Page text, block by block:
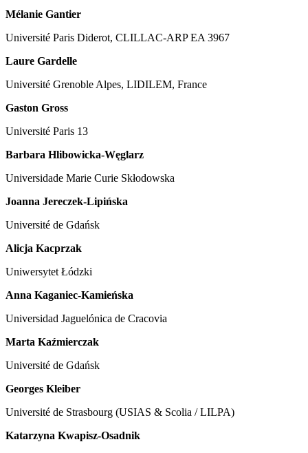
Mélanie Gantier
Université Paris Diderot, CLILLAC-ARP EA 3967
Laure Gardelle
Université Grenoble Alpes, LIDILEM, France
Gaston Gross
Université Paris 13
Barbara Hlibowicka-Węglarz
Universidade Marie Curie Skłodowska
Joanna Jereczek-Lipińska
Université de Gdańsk
Alicja Kacprzak
Uniwersytet Łódzki
Anna Kaganiec-Kamieńska
Universidad Jaguelónica de Cracovia
Marta Kaźmierczak
Université de Gdańsk
Georges Kleiber
Université de Strasbourg (USIAS & Scolia / LILPA)
Katarzyna Kwapisz-Osadnik